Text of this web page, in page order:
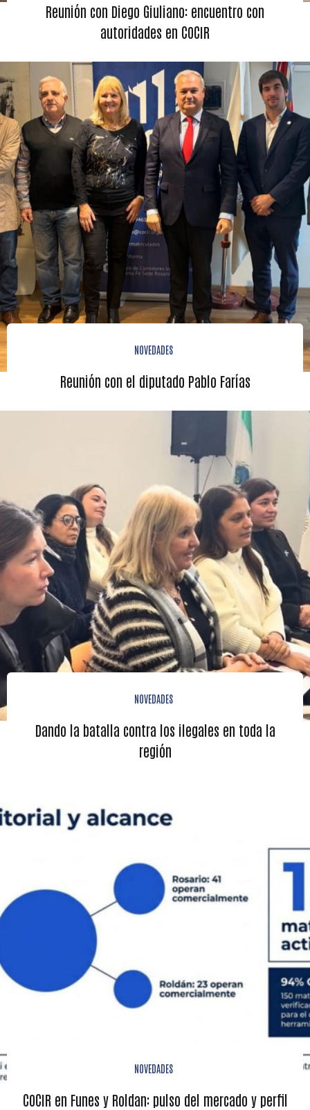
Reunión con Diego Giuliano: encuentro con
autoridades en COCIR
NOVEDADES
Reunión con el diputado Pablo Farías
NOVEDADES
Dando la batalla contra los ilegales en toda la
región
NOVEDADES
COCIR en Funes y Roldan: pulso del mercado y perfil